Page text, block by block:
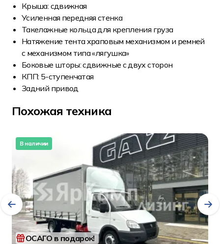
Крыша: сдвижная
Усиленная передняя стенка
Такелажные кольца для крепления груза
Натяжение тента храповым механизмом и ремней
с механизмом типа «лягушка»
Боковые шторы: cдвижные с двух сторон
КПП: 5-ступенчатая
Задний привод
Похожая техника
В наличии
ОСАГО в подарок!